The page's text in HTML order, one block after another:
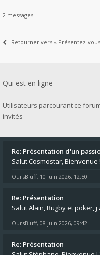
2 messages
Retourner vers « Présentez-vous
Qui est en ligne
Utilisateurs parcourant ce
invités
Re: Présentation d'un
OursBluff, 10 juin 2026, 12:50
Re: Présentation
OursBluff, 08 juin 2026, 09:42
Re: Présentation